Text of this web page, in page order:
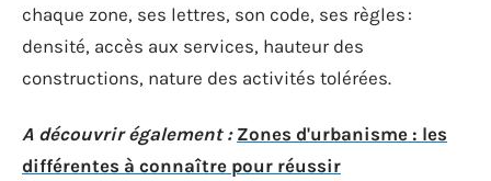
chaque zone, ses lettres, son code, ses règles :
densité, accès aux services, hauteur des
constructions, nature des activités tolérées.
A découvrir également : Zones d'urbanisme : les
différentes à connaître pour réussir